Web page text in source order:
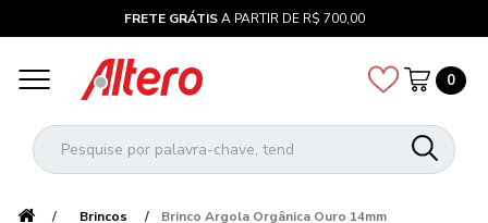
FRETE GRÁTISA PARTIR DE R$ 700,00
0
Brincos Brinco Argola Orgânica Ouro 14mm